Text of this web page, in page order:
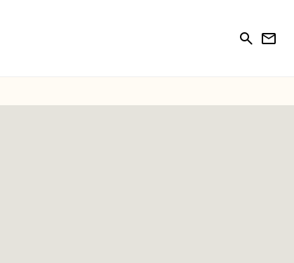
search newsletter